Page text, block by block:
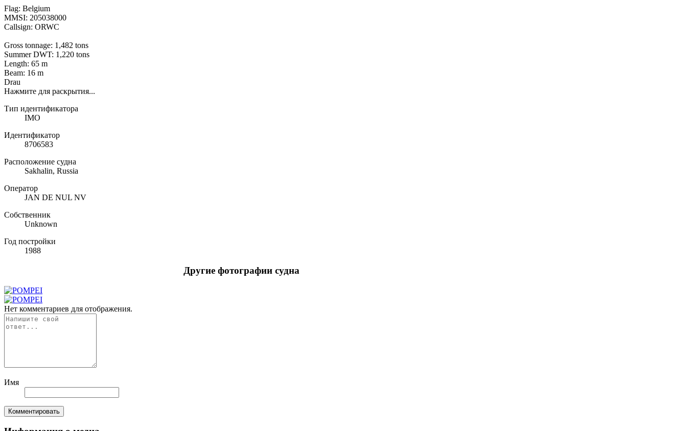
Flag: Belgium
MMSI: 205038000
Callsign: ORWC
Gross tonnage: 1,482 tons
Summer DWT: 1,220 tons
Length: 65 m
Beam: 16 m
Drau
Нажмите для раскрытия...
Тип идентификатора
IMO
Идентификатор
8706583
Расположение судна
Sakhalin, Russia
Оператор
JAN DE NUL NV
Собственник
Unknown
Год постройки
1988
Другие фотографии судна
Нет комментариев для отображения.
Имя
Комментировать